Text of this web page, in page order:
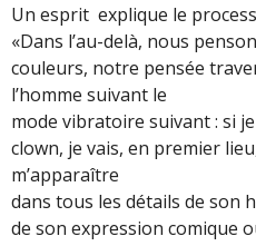
Un esprit explique le
«Dans l’au-delà, nous
couleurs, notre pensée
l’homme suivant le
mode vibratoire suivant : si
clown, je vais, en premier
m’apparaître
dans tous les détails de son
de son expression comique